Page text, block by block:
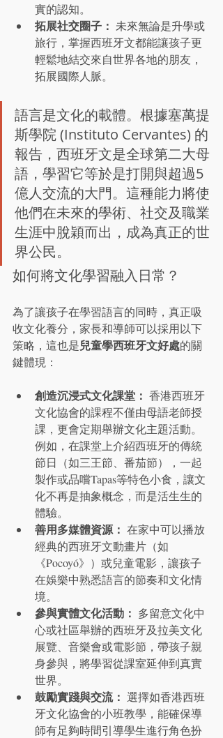
實的認知。
拓展社交圈子： 未來無論是升學或
旅行，掌握西班牙文都能讓孩子更
輕鬆地結交來自世界各地的朋友，
拓展國際人脈。
語言是文化的載體。根據塞萬提
斯學院 (Instituto Cervantes) 的
報告，西班牙文是全球第二大母
語，學習它等於是打開與超過5
億人交流的大門。這種能力將使
他們在未來的學術、社交及職業
生涯中脫穎而出，成為真正的世
界公民。
如何將文化學習融入日常？
為了讓孩子在學習語言的同時，真正吸
收文化養分，家長和導師可以採用以下
策略，這也是兒童學西班牙文好處的關
鍵體現：
創造沉浸式文化課堂： 香港西班牙
文化協會的課程不僅由母語老師授
課，更會定期舉辦文化主題活動。
例如，在課堂上介紹西班牙的傳統
節日（如三王節、番茄節），一起
製作或品嚐Tapas等特色小食，讓文
化不再是抽象概念，而是活生生的
體驗。
善用多媒體資源： 在家中可以播放
經典的西班牙文動畫片（如
《Pocoyó》）或兒童電影，讓孩子
在娛樂中熟悉語言的節奏和文化情
境。
參與實體文化活動： 多留意文化中
心或社區舉辦的西班牙及拉美文化
展覽、音樂會或電影節，帶孩子親
身參與，將學習從課室延伸到真實
世界。
鼓勵實踐與交流： 選擇如香港西班
牙文化協會的小班教學，能確保導
師有足夠時間引導學生進行角色扮